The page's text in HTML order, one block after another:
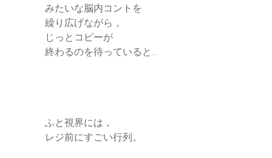
みたいな脳内コントを
繰り広げながら，
じっとコピーが
終わるのを待っていると…
ふと視界には，
レジ前にすごい行列。